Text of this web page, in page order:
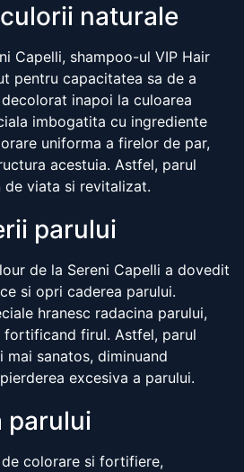
naturale
Capelli, shampoo-ul VIP Hair
pentru capacitatea sa de a
inapoi la culoarea
imbogatita cu ingrediente
uniforma a firelor de par,
acestuia. Astfel, parul
viata si revitalizat.
parului
de la Sereni Capelli a dovedit
si opri caderea parului.
hranesc radacina parului,
fortificand firul. Astfel, parul
sanatos, diminuand
excesiva a parului.
parului
colorare si fortifiere,